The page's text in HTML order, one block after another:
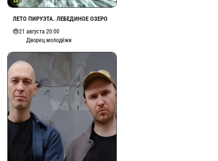
ЛЕТО ПИРУЭТА. ЛЕБЕДИНОЕ ОЗЕРО
21 августа 20:00
Дворец молодёжи